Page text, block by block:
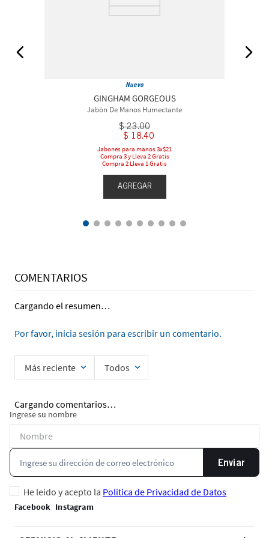
Nuevo
GINGHAM GORGEOUS
Jabón De Manos Humectante
$ 23.00
$ 18.40
Jabones para manos 3x$21
Compra 3 y Lleva 2 Gratis
Compra 2 Lleva 1 Gratis
AGREGAR
COMENTARIOS
Cargando el resumen…
Por favor, inicia sesión para escribir un comentario.
Más reciente Todos
Cargando comentarios…
Ingrese su nombre
Enviar
He leído y acepto la Política de Privacidad de Datos